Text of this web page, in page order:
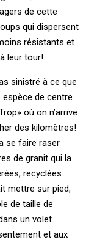
de cette
qui dispersent
résistants et
leur tour!
sinistré à ce que
de centre
où on n’arrive
des kilomètres!
se faire raser
de granit qui la
recyclées
mettre sur pied,
de taille de
un volet
et aux